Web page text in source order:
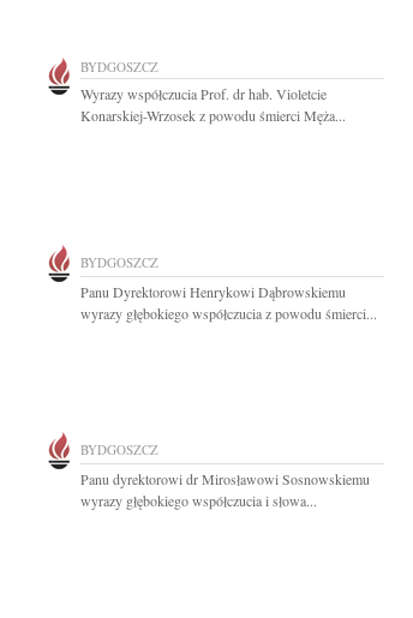
BYDGOSZCZ
Wyrazy współczucia Prof. dr hab. Violetcie
Konarskiej-Wrzosek z powodu śmierci Męża...
BYDGOSZCZ
Panu Dyrektorowi Henrykowi Dąbrowskiemu
wyrazy głębokiego współczucia z powodu śmierci...
BYDGOSZCZ
Panu dyrektorowi dr Mirosławowi Sosnowskiemu
wyrazy głębokiego współczucia i słowa...